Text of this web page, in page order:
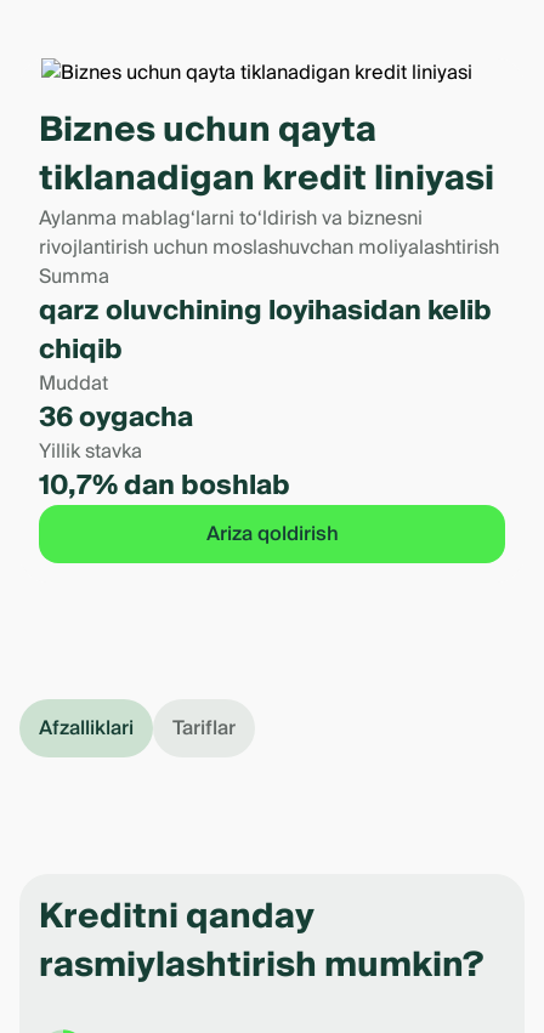
Biznes uchun qayta
tiklanadigan kredit liniyasi
Aylanma mablag‘larni to‘ldirish va biznesni
rivojlantirish uchun moslashuvchan moliyalashtirish
Summa
qarz oluvchining loyihasidan kelib
chiqib
Muddat
36 oygacha
Yillik stavka
10,7% dan boshlab
Ariza qoldirish
Afzalliklari Tariflar
Kreditni qanday
rasmiylashtirish mumkin?